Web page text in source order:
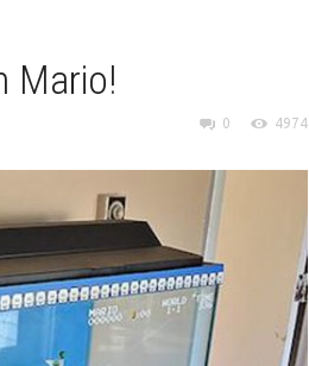
Mario!
0 4974